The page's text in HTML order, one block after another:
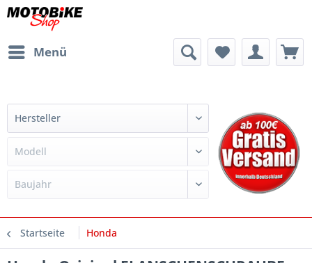
Menü
Startseite Honda